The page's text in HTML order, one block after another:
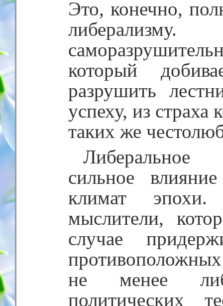
Это, конечно,
который
разрушить
успеху, из страха
таких же
Либеральное
сильное
климат эпохи.
мыслители,
случае
не менее
политических